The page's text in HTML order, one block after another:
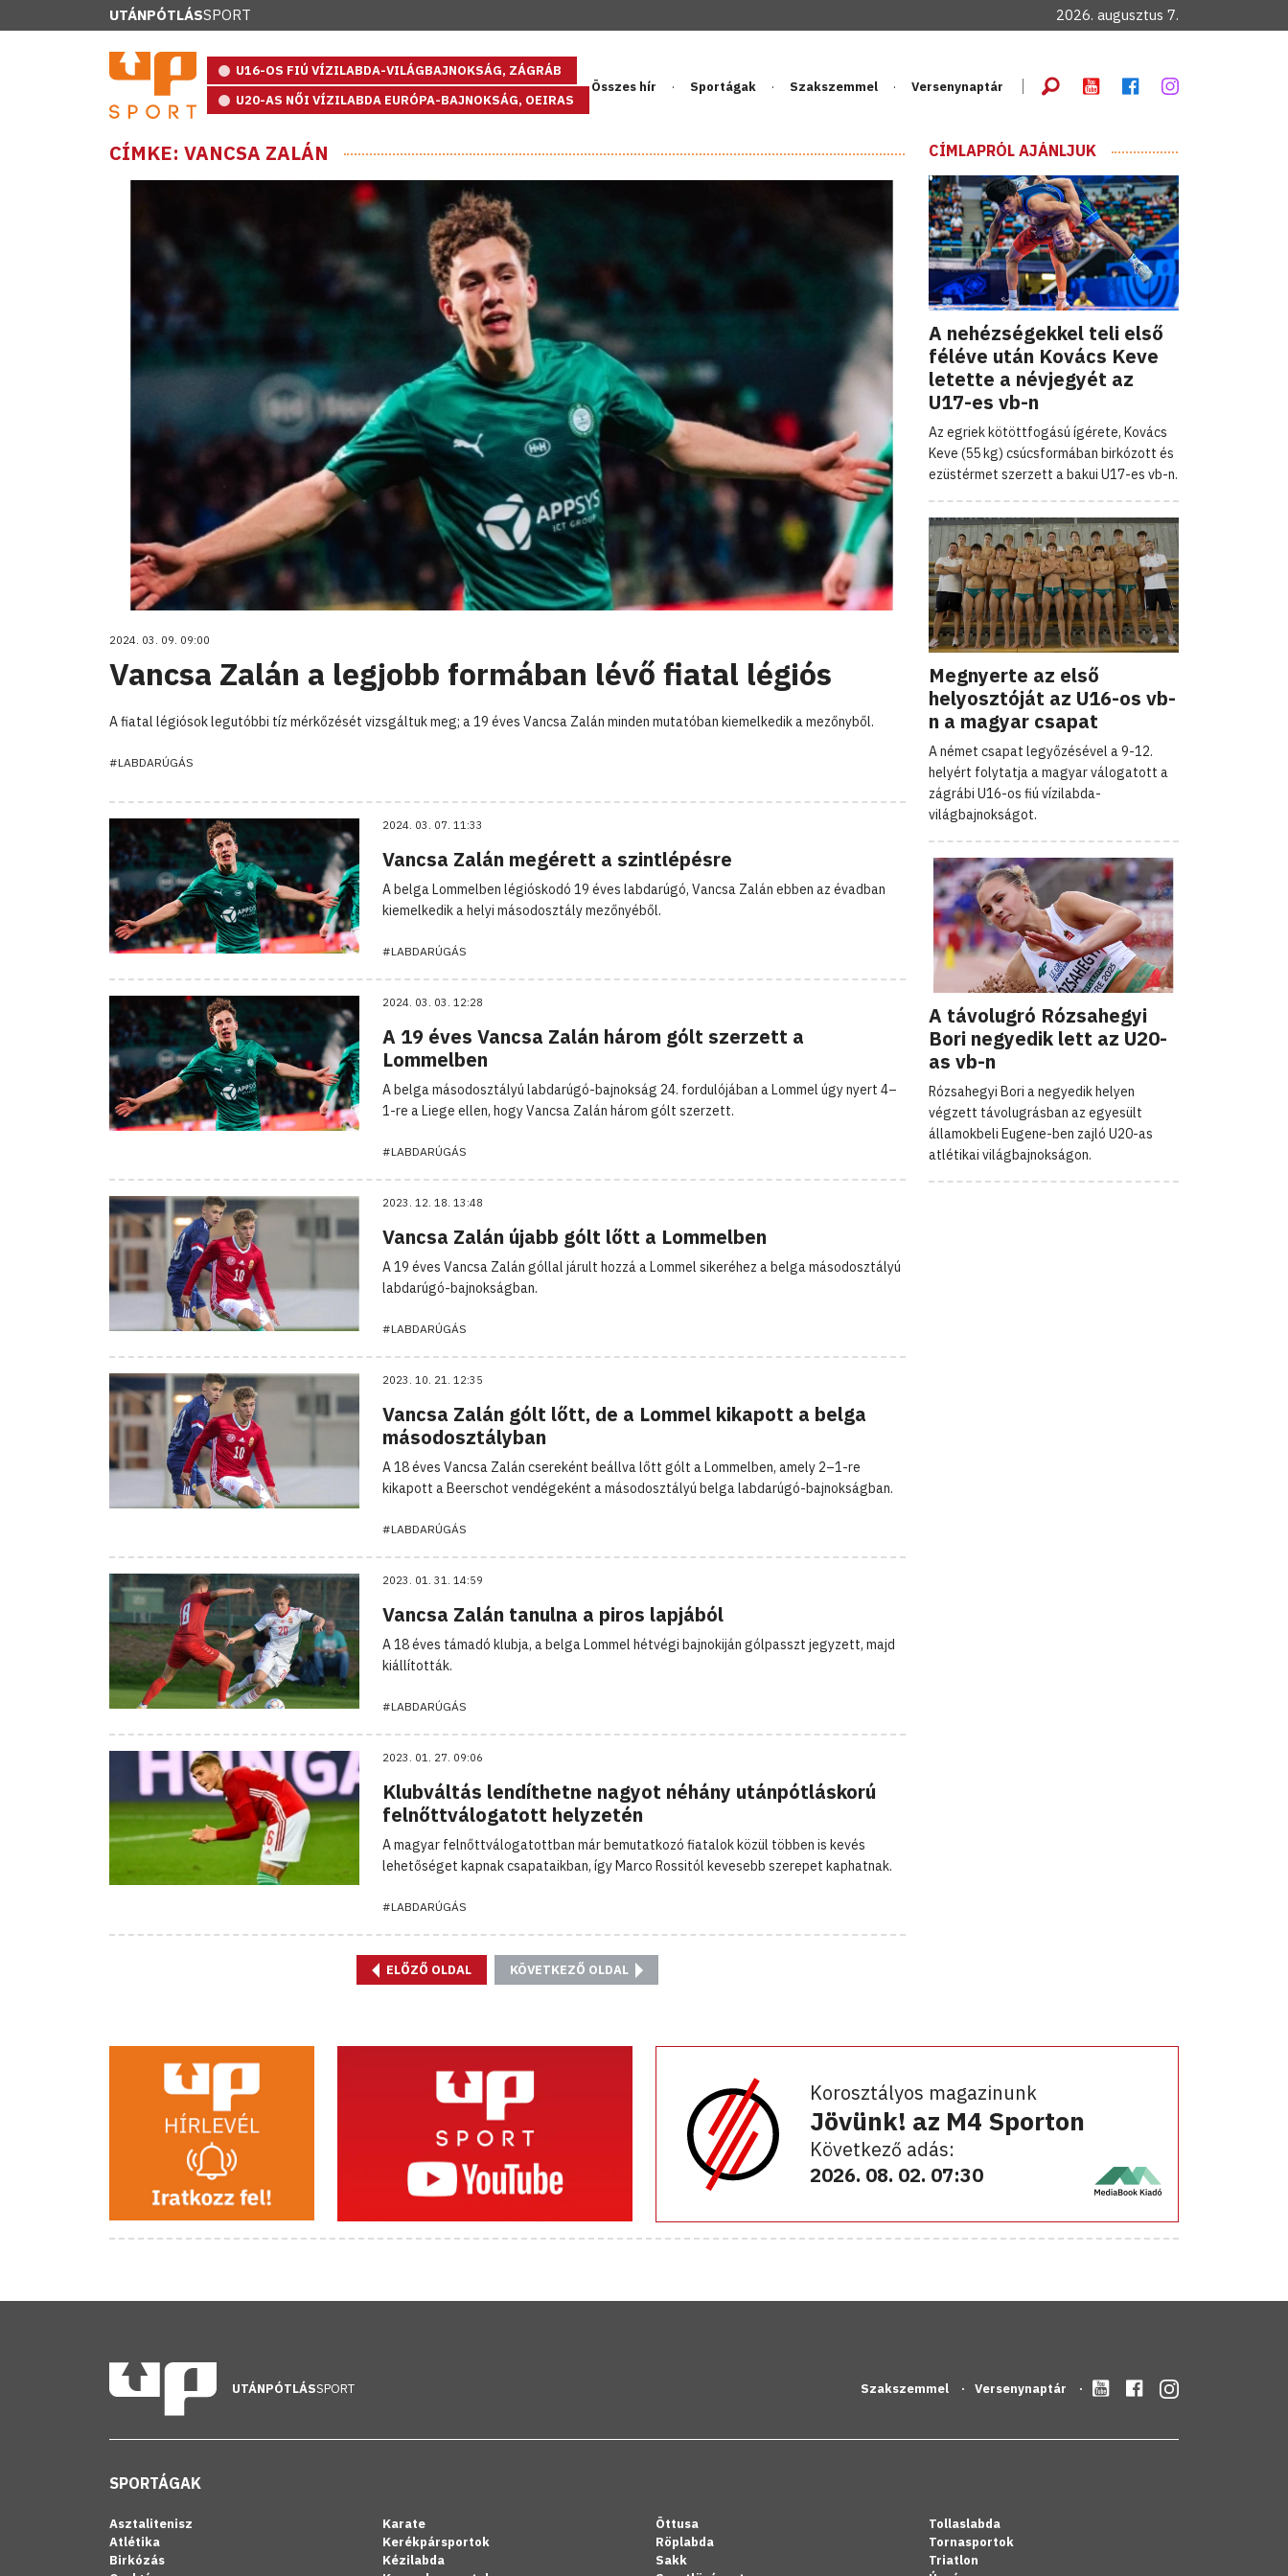
UTÁNPÓTLÁSSPORT 2026. augusztus 7.
U16-OS FIÚ VÍZILABDA-VILÁGBAJNOKSÁG, ZÁGRÁB
U20-AS NŐI VÍZILABDA EURÓPA-BAJNOKSÁG, OEIRAS
Összes hír Sportágak Szakszemmel Versenynaptár
CÍMKE: VANCSA ZALÁN
2024. 03. 09. 09:00
Vancsa Zalán a legjobb formában lévő fiatal légiós
A fiatal légiósok legutóbbi tíz mérkőzését vizsgáltuk meg; a 19 éves Vancsa Zalán minden mutatóban kiemelkedik a mezőnyből.
#LABDARÚGÁS
2024. 03. 07. 11:33
Vancsa Zalán megérett a szintlépésre
A belga Lommelben légióskodó 19 éves labdarúgó, Vancsa Zalán ebben az évadban
kiemelkedik a helyi másodosztály mezőnyéből.
#LABDARÚGÁS
2024. 03. 03. 12:28
A 19 éves Vancsa Zalán három gólt szerzett a
Lommelben
A belga másodosztályú labdarúgó-bajnokság 24. fordulójában a Lommel úgy nyert 4–
1-re a Liege ellen, hogy Vancsa Zalán három gólt szerzett.
#LABDARÚGÁS
2023. 12. 18. 13:48
Vancsa Zalán újabb gólt lőtt a Lommelben
A 19 éves Vancsa Zalán góllal járult hozzá a Lommel sikeréhez a belga másodosztályú
labdarúgó-bajnokságban.
#LABDARÚGÁS
2023. 10. 21. 12:35
Vancsa Zalán gólt lőtt, de a Lommel kikapott a belga
másodosztályban
A 18 éves Vancsa Zalán csereként beállva lőtt gólt a Lommelben, amely 2–1-re
kikapott a Beerschot vendégeként a másodosztályú belga labdarúgó-bajnokságban.
#LABDARÚGÁS
2023. 01. 31. 14:59
Vancsa Zalán tanulna a piros lapjából
A 18 éves támadó klubja, a belga Lommel hétvégi bajnokiján gólpasszt jegyzett, majd
kiállították.
#LABDARÚGÁS
2023. 01. 27. 09:06
Klubváltás lendíthetne nagyot néhány utánpótláskorú
felnőttválogatott helyzetén
A magyar felnőttválogatottban már bemutatkozó fiatalok közül többen is kevés
lehetőséget kapnak csapataikban, így Marco Rossitól kevesebb szerepet kaphatnak.
#LABDARÚGÁS
ELŐZŐ OLDAL KÖVETKEZŐ OLDAL
CÍMLAPRÓL AJÁNLJUK
A nehézségekkel teli első
féléve után Kovács Keve
letette a névjegyét az
U17-es vb-n
Az egriek kötöttfogású ígérete, Kovács
Keve (55 kg) csúcsformában birkózott és
ezüstérmet szerzett a bakui U17-es vb-n.
Megnyerte az első
helyosztóját az U16-os vb-
n a magyar csapat
A német csapat legyőzésével a 9-12.
helyért folytatja a magyar válogatott a
zágrábi U16-os fiú vízilabda-
világbajnokságot.
A távolugró Rózsahegyi
Bori negyedik lett az U20-
as vb-n
Rózsahegyi Bori a negyedik helyen
végzett távolugrásban az egyesült
államokbeli Eugene-ben zajló U20-as
atlétikai világbajnokságon.
Korosztályos magazinunk
Jövünk! az M4 Sporton
Következő adás:
2026. 08. 02. 07:30
UTÁNPÓTLÁSSPORT Szakszemmel Versenynaptár
SPORTÁGAK
Asztalitenisz
Atlétika
Birkózás
Karate
Kerékpársportok
Kézilabda
Öttusa
Röplabda
Sakk
Tollaslabda
Tornasportok
Triatlon